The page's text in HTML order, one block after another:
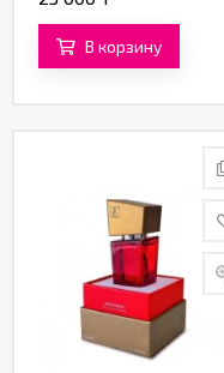
В корзину